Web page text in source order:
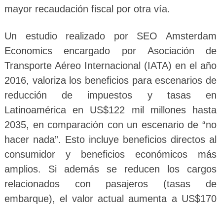
mayor recaudación fiscal por otra vía.
Un estudio realizado por SEO Amsterdam
Economics encargado por Asociación de
Transporte Aéreo Internacional (IATA) en el año
2016, valoriza los beneficios para escenarios de
reducción de impuestos y tasas en
Latinoamérica en US$122 mil millones hasta
2035, en comparación con un escenario de “no
hacer nada”. Esto incluye beneficios directos al
consumidor y beneficios económicos más
amplios. Si además se reducen los cargos
relacionados con pasajeros (tasas de
embarque), el valor actual aumenta a US$170